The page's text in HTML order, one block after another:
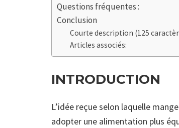
Questions fréquentes :
Conclusion
Courte description (125
Articles associés:
INTRODUCTION
L’idée reçue selon laquelle
adopter une alimentation plus